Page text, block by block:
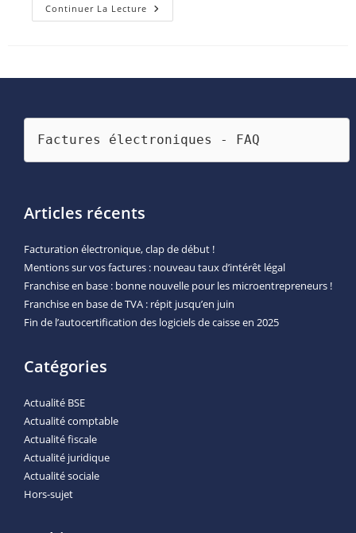
Continuer La Lecture Distributions
De
Neuf
Factures électroniques - FAQ
Articles récents
Facturation électronique, clap de début !
Mentions sur vos factures : nouveau taux d’intérêt légal
Franchise en base : bonne nouvelle pour les microentrepreneurs !
Franchise en base de TVA : répit jusqu’en juin
Fin de l’autocertification des logiciels de caisse en 2025
Catégories
Actualité BSE
Actualité comptable
Actualité fiscale
Actualité juridique
Actualité sociale
Hors-sujet